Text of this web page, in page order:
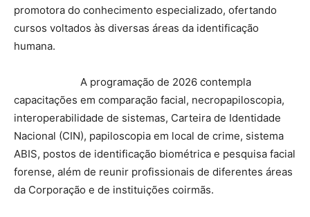
promotora do conhecimento especializado, ofertando
cursos voltados às diversas áreas da identificação
humana.
A programação de 2026 contempla
capacitações em comparação facial, necropapiloscopia,
interoperabilidade de sistemas, Carteira de Identidade
Nacional (CIN), papiloscopia em local de crime, sistema
ABIS, postos de identificação biométrica e pesquisa facial
forense, além de reunir profissionais de diferentes áreas
da Corporação e de instituições coirmãs.